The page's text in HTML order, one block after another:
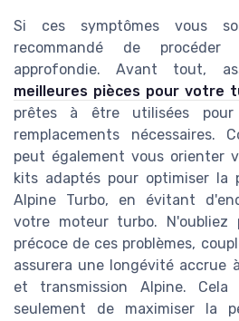
Si ces symptômes vous
recommandé de
approfondie. Avant tout,
meilleures pièces pour votre
prêtes à être utilisées
remplacements nécessaires.
peut également vous orienter
kits adaptés pour optimiser la
Alpine Turbo, en évitant
votre moteur turbo.
précoce de ces problèmes,
assurera une longévité accrue
et transmission Alpine.
seulement de maximiser la